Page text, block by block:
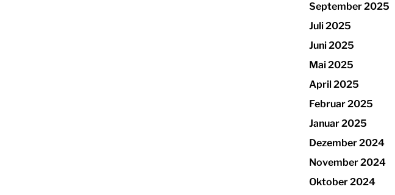
September 2025
Juli 2025
Juni 2025
Mai 2025
April 2025
Februar 2025
Januar 2025
Dezember 2024
November 2024
Oktober 2024